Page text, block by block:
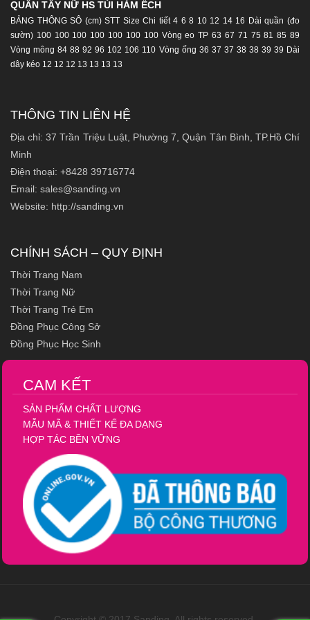
QUÂN TÂY NỮ HS TÚI HÀM ẾCH
BẢNG THÔNG SÔ (cm) STT Size Chi tiết 4 6 8 10 12 14 16 Dài quần (đo
sườn) 100 100 100 100 100 100 100 Vòng eo TP 63 67 71 75 81 85 89
Vòng mông 84 88 92 96 102 106 110 Vòng ống 36 37 37 38 38 39 39 Dài
dây kéo 12 12 12 13 13 13 13
THÔNG TIN LIÊN HỆ
Địa chỉ: 37 Trần Triệu Luật, Phường 7, Quận Tân Bình, TP.Hồ Chí
Minh
Điện thoại: +8428 39716774
Email: sales@sanding.vn
Website: http://sanding.vn
CHÍNH SÁCH – QUY ĐỊNH
Thời Trang Nam
Thời Trang Nữ
Thời Trang Trẻ Em
Đồng Phục Công Sở
Đồng Phục Học Sinh
CAM KẾT
SẢN PHẨM CHẤT LƯỢNG
MẪU MÃ & THIẾT KẾ ĐA DẠNG
HỢP TÁC BỀN VỮNG